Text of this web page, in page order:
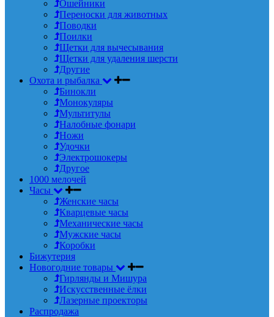
Ошейники
Переноски для животных
Поводки
Поилки
Щетки для вычесывания
Щетки для удаления шерсти
Другие
Охота и рыбалка
Бинокли
Монокуляры
Мультитулы
Налобные фонари
Ножи
Удочки
Электрошокеры
Другое
1000 мелочей
Часы
Женские часы
Кварцевые часы
Механические часы
Мужские часы
Коробки
Бижутерия
Новогодние товары
Гирлянды и Мишура
Искусственные ёлки
Лазерные проекторы
Распродажа